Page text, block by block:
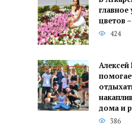
главное
цветов
424
Алексей
дома и
386